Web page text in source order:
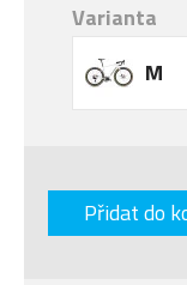
Varianta
M
Přidat do